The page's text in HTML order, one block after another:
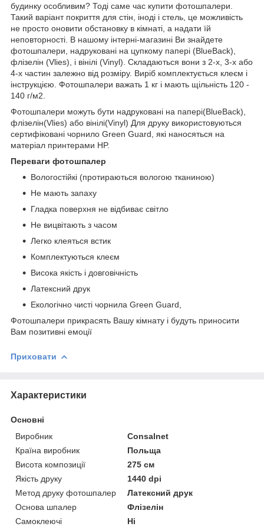
будинку особливим? Тоді саме час купити фотошпалери.
Такий варіант покриття для стін, іноді і стель, це можливість
не просто оновити обстановку в кімнаті, а надати їй
неповторності. В нашому інтерні-магазині Ви знайдете
фотошпалери, надруковані на цупкому папері (BlueBack),
флізелін (Vlies), і вінілі (Vinyl). Складаються вони з 2-х, 3-х або
4-х частин залежно від розміру. Виріб комплектується клеєм і
інструкцією. Фотошпалери важать 1 кг і мають щільність 120 -
140 г/м2.
Фотошпалери можуть бути надруковані на папері(BlueBack),
флізелін(Vlies) або вінілі(Vinyl) Для друку використовуються
сертифіковані чорнило Green Guard, які наносяться на
матеріал принтерами HP.
Переваги фотошпалер
Вологостійкі (протираються вологою тканиною)
Не мають запаху
Гладка поверхня не відбиває світло
Не вицвітають з часом
Легко клеяться встик
Комплектуються клеєм
Висока якість і довговічність
Латексний друк
Екологічно чисті чорнила Green Guard,
Фотошпалери прикрасять Вашу кімнату і будуть приносити
Вам позитивні емоції
Приховати
Характеристики
Основні
Виробник
Consalnet
Країна виробник
Польща
Висота композиції
275 см
Якість друку
1440 dpi
Метод друку фотошпалер
Латексний друк
Основа шпалер
Флізелін
Самоклеючі
Ні